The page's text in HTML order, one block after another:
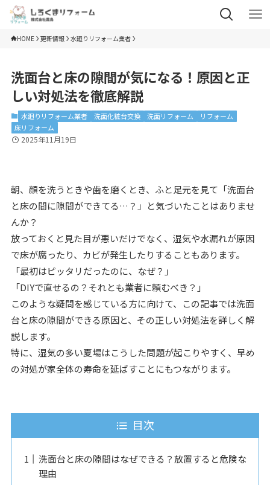
HOME 更新情報 水廻りリフォーム業者
洗面台と床の隙間が気になる！原因と正
しい対処法を徹底解説
水廻りリフォーム業者 洗面化粧台交換 洗面リフォーム
リフォーム
床リフォーム
2025年11月19日
朝、顔を洗うときや歯を磨くとき、ふと足元を見て「洗面台
と床の間に隙間ができてる…？」と気づいたことはありませ
んか？
放っておくと見た目が悪いだけでなく、湿気や水漏れが原因
で床が腐ったり、カビが発生したりすることもあります。
「最初はピッタリだったのに、なぜ？」
「DIYで直せるの？それとも業者に頼むべき？」
このような疑問を感じている方に向けて、この記事では洗面
台と床の隙間ができる原因と、その正しい対処法を詳しく解
説します。
特に、湿気の多い夏場はこうした問題が起こりやすく、早め
の対処が家全体の寿命を延ばすことにもつながります。
目次
洗面台と床の隙間はなぜできる？放置すると危険な
理由